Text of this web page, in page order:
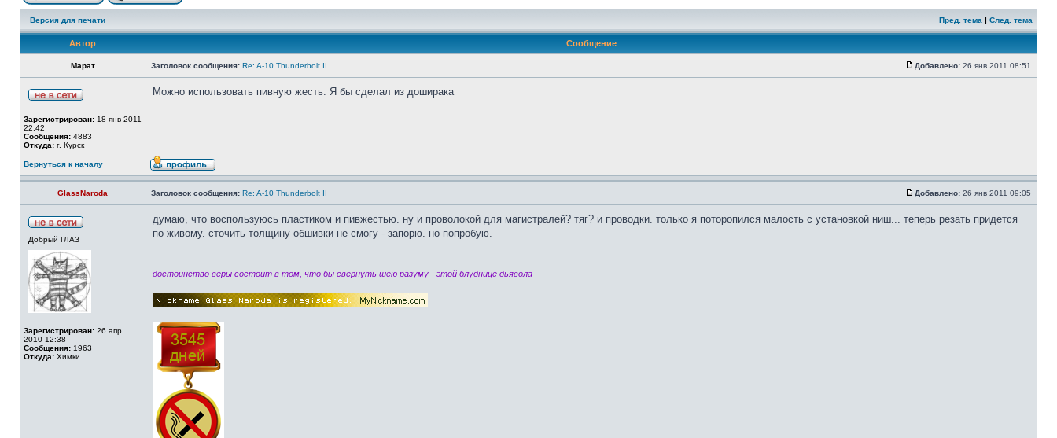
Версия для печати Пред. тема | След. тема
Автор Сообщение
Марат Заголовок сообщения: Re: A-10 Thunderbolt II Добавлено: 26 янв 2011 08:51
Зарегистрирован: 18 янв 2011
22:42
Сообщения: 4883
Откуда: г. Курск
Можно использовать пивную жесть. Я бы сделал из доширака
Вернуться к началу
GlassNaroda Заголовок сообщения: Re: A-10 Thunderbolt II Добавлено: 26 янв 2011 09:05
Добрый ГЛАЗ
Зарегистрирован: 26 апр
2010 12:38
Сообщения: 1963
Откуда: Химки
думаю, что воспользуюсь пластиком и пивжестью. ну и проволокой для магистралей? тяг? и проводки. только я поторопился малость с установкой ниш... теперь резать придется
по живому. сточить толщину обшивки не смогу - запорю. но попробую.
достоинство веры состоит в том, что бы свернуть шею разуму - этой блуднице дьявола